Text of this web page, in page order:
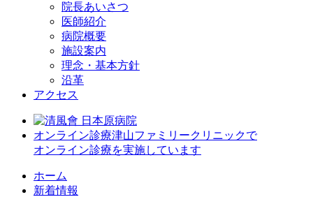
院長あいさつ
医師紹介
病院概要
施設案内
理念・基本方針
沿革
アクセス
オンライン診療津山ファミリークリニックで
オンライン診療を実施しています
ホーム
新着情報